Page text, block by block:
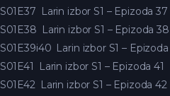
S01E37 Larin izbor S1 – Epizoda 37
S01E38 Larin izbor S1 – Epizoda 38
S01E39i40
S01E41
Larin izbor S1 – Epizoda 41
S01E42 Larin izbor S1 – Epizoda 42